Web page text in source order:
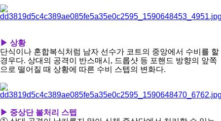
코
리
아
▶ 상황
단식이나 혼합복식처럼 남자 선수가 코트의 중앙에서 수비를 할
경우다. 상대의 공격이 반스매시, 드롭샷 등 포핸드 방향의 앞쪽
으로 떨어질 때 상황에 따른 수비 스텝의 변화다.
▶ 중상단 볼처리 스텝